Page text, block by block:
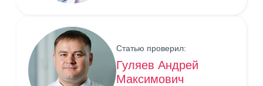
Статью проверил:
Гуляев Андрей
Максимович